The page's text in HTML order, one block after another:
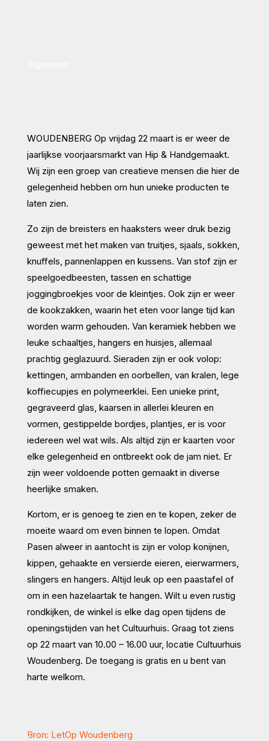
WOUDENBERG Op vrijdag 22 maart is er weer de
jaarlijkse voorjaarsmarkt van Hip & Handgemaakt.
Wij zijn een groep van creatieve mensen die hier de
gelegenheid hebben om hun unieke producten te
laten zien.
Zo zijn de breisters en haaksters weer druk bezig
geweest met het maken van truitjes, sjaals, sokken,
knuffels, pannenlappen en kussens. Van stof zijn er
speelgoedbeesten, tassen en schattige
joggingbroekjes voor de kleintjes. Ook zijn er weer
de kookzakken, waarin het eten voor lange tijd kan
worden warm gehouden. Van keramiek hebben we
leuke schaaltjes, hangers en huisjes, allemaal
prachtig geglazuurd. Sieraden zijn er ook volop:
kettingen, armbanden en oorbellen, van kralen, lege
koffiecupjes en polymeerklei. Een unieke print,
gegraveerd glas, kaarsen in allerlei kleuren en
vormen, gestippelde bordjes, plantjes, er is voor
iedereen wel wat wils. Als altijd zijn er kaarten voor
elke gelegenheid en ontbreekt ook de jam niet. Er
zijn weer voldoende potten gemaakt in diverse
heerlijke smaken.
Kortom, er is genoeg te zien en te kopen, zeker de
moeite waard om even binnen te lopen. Omdat
Pasen alweer in aantocht is zijn er volop konijnen,
kippen, gehaakte en versierde eieren, eierwarmers,
slingers en hangers. Altijd leuk op een paastafel of
om in een hazelaartak te hangen. Wilt u even rustig
rondkijken, de winkel is elke dag open tijdens de
openingstijden van het Cultuurhuis. Graag tot ziens
op 22 maart van 10.00 – 16.00 uur, locatie Cultuurhuis
Woudenberg. De toegang is gratis en u bent van
harte welkom.
Bron: LetOp Woudenberg